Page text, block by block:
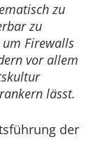
zu
zu
Firewalls
vor allem
lässt.
der